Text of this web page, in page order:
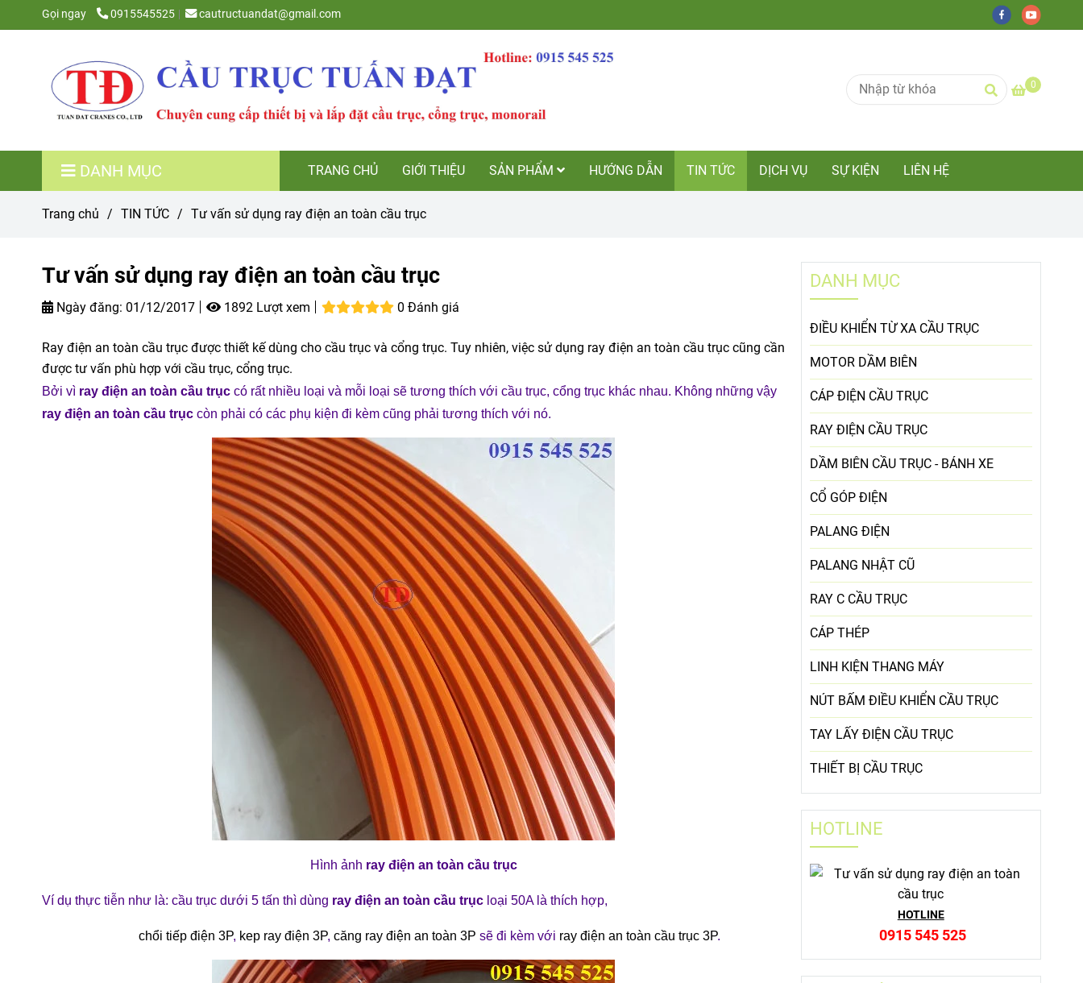
Gọi ngay 0915545525 cautructuandat@gmail.com
0
DANH MỤC TRANG CHỦ GIỚI THIỆU SẢN PHẨM HƯỚNG DẪN TIN TỨC DỊCH VỤ SỰ KIỆN LIÊN HỆ
Trang chủ / TIN TỨC / Tư vấn sử dụng ray điện an toàn cầu trục
Tư vấn sử dụng ray điện an toàn cầu trục
Ngày đăng: 01/12/2017 1892 Lượt xem 0 Đánh giá
Ray điện an toàn cầu trục được thiết kế dùng cho cầu trục và cổng trục. Tuy nhiên, việc sử dụng ray điện an toàn cầu trục cũng cần
được tư vấn phù hợp với cầu trục, cổng trục.
Bởi vì ray điện an toàn cầu trục có rất nhiều loại và mỗi loại sẽ tương thích với cầu trục, cổng trục khác nhau. Không những vậy
ray điện an toàn cầu trục còn phải có các phụ kiện đi kèm cũng phải tương thích với nó.
Hình ảnh ray điện an toàn cầu trục
Ví dụ thực tiễn như là: cầu trục dưới 5 tấn thì dùng ray điện an toàn cầu trục loại 50A là thích hợp,
chổi tiếp điện 3P, kep ray điện 3P, căng ray điện an toàn 3P sẽ đi kèm với ray điện an toàn cầu trục 3P.
DANH MỤC
ĐIỀU KHIỂN TỪ XA CẦU TRỤC
MOTOR DẦM BIÊN
CÁP ĐIỆN CẦU TRỤC
RAY ĐIỆN CẦU TRỤC
DẦM BIÊN CẦU TRỤC - BÁNH XE
CỔ GÓP ĐIỆN
PALANG ĐIỆN
PALANG NHẬT CŨ
RAY C CẦU TRỤC
CÁP THÉP
LINH KIỆN THANG MÁY
NÚT BẤM ĐIỀU KHIỂN CẦU TRỤC
TAY LẤY ĐIỆN CẦU TRỤC
THIẾT BỊ CẦU TRỤC
HOTLINE
HOTLINE
0915 545 525